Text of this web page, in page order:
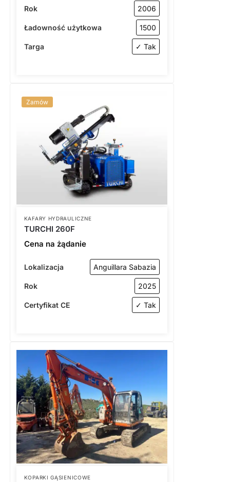
Rok 2006
Ładowność użytkowa 1500
Targa ✓ Tak
Zamów
KAFARY HYDRAULICZNE
TURCHI 260F
Cena na żądanie
Lokalizacja Anguillara Sabazia
Rok 2025
Certyfikat CE ✓ Tak
KOPARKI GĄSIENICOWE